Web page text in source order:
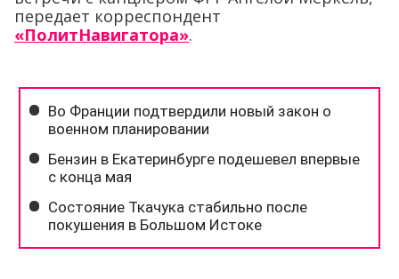
передает корреспондент
«ПолитНавигатора».